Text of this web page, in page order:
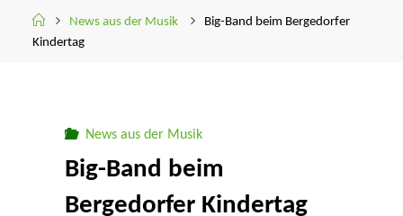
HomeNews aus der Musik
Big-Band beim Bergedorfer
Kindertag
News aus der Musik
Big-Band beim
Bergedorfer Kindertag